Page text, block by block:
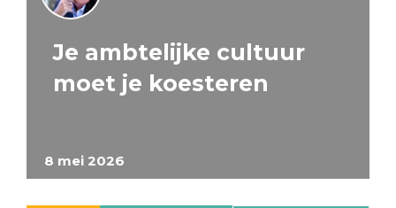
8 mei 2026
Je ambtelijke cultuur
moet je koesteren